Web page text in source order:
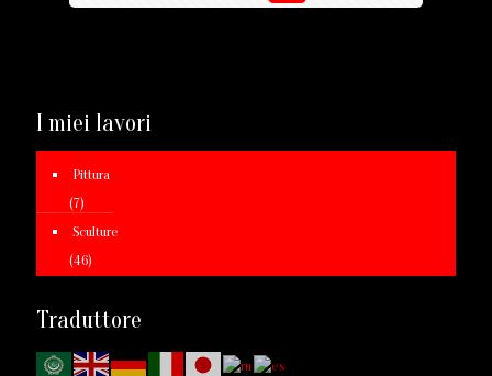
I miei lavori
Pittura
(7)
Sculture
(46)
Traduttore